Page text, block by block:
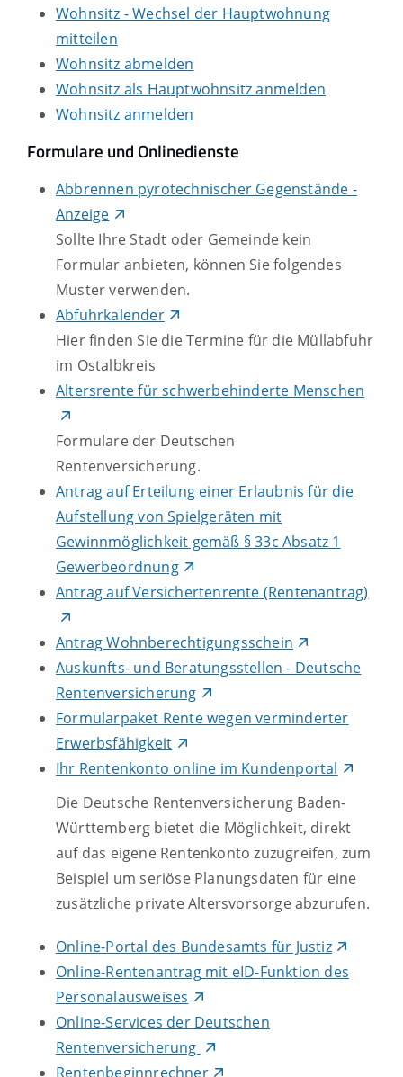
Wohnsitz - Wechsel der Hauptwohnung
mitteilen
Wohnsitz abmelden
Wohnsitz als Hauptwohnsitz anmelden
Wohnsitz anmelden
Formulare und Onlinedienste
Abbrennen pyrotechnischer Gegenstände -
Anzeige
Sollte Ihre Stadt oder Gemeinde kein
Formular anbieten, können Sie folgendes
Muster verwenden.
Abfuhrkalender
Hier finden Sie die Termine für die Müllabfuhr
im Ostalbkreis
Altersrente für schwerbehinderte Menschen
Formulare der Deutschen
Rentenversicherung.
Antrag auf Erteilung einer Erlaubnis für die
Aufstellung von Spielgeräten mit
Gewinnmöglichkeit gemäß § 33c Absatz 1
Gewerbeordnung
Antrag auf Versichertenrente (Rentenantrag)
Antrag Wohnberechtigungsschein
Auskunfts- und Beratungsstellen - Deutsche
Rentenversicherung
Formularpaket Rente wegen verminderter
Erwerbsfähigkeit
Ihr Rentenkonto online im Kundenportal
Die Deutsche Rentenversicherung Baden-
Württemberg bietet die Möglichkeit, direkt
auf das eigene Rentenkonto zuzugreifen, zum
Beispiel um seriöse Planungsdaten für eine
zusätzliche private Altersvorsorge abzurufen.
Online-Portal des Bundesamts für Justiz
Online-Rentenantrag mit eID-Funktion des
Personalausweises
Online-Services der Deutschen
Rentenversicherung
Rentenbeginnrechner